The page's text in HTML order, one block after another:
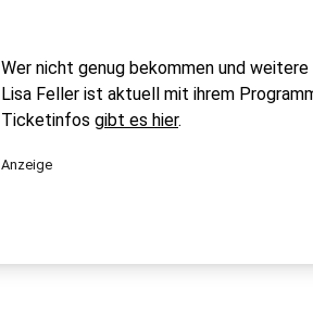
Wer nicht genug bekommen und
Lisa Feller ist aktuell mit ihrem
Ticketinfos gibt es hier.
Anzeige